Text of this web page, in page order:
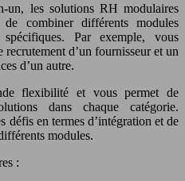
un, les solutions RH modulaires
combiner différents modules
Par exemple, vous
d’un fournisseur et un
d’un autre.
flexibilité et vous permet de
dans chaque catégorie.
défis en termes d’intégration et de
modules.
: